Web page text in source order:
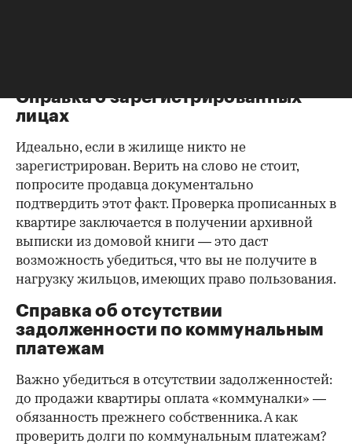
Справка о зарегистрированных
лицах
Идеально, если в жилище никто не
зарегистрирован. Верить на слово не стоит,
попросите продавца документально
подтвердить этот факт. Проверка прописанных в
квартире заключается в получении архивной
выписки из домовой книги — это даст
возможность убедиться, что вы не получите в
нагрузку жильцов, имеющих право пользования.
Справка об отсутствии
задолженности по коммунальным
платежам
Важно убедиться в отсутствии задолженностей:
до продажи квартиры оплата «коммуналки» —
обязанность прежнего собственника. А как
проверить долги по коммунальным платежам?